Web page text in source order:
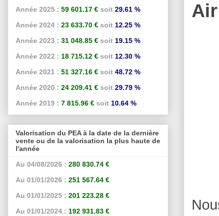
Année 2025 : 59 601.17 € soit 29.61 %
Année 2024 : 23 633.70 € soit 12.25 %
Année 2023 : 31 048.85 € soit 19.15 %
Année 2022 : 18 715.12 € soit 12.30 %
Année 2021 : 51 327.16 € soit 48.72 %
Année 2020 : 24 209.41 € soit 29.79 %
Année 2019 : 7 815.96 € soit 10.64 %
Valorisation du PEA à la date de la dernière
vente ou de la valorisation la plus haute de
l'année
Au 04/08/2026 : 280 830.74 €
Au 01/01/2026 : 251 567.64 €
Au 01/01/2025 : 201 223.28 €
Au 01/01/2024 : 192 931.83 €